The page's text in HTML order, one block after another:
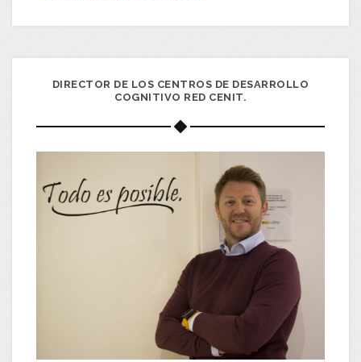
DIRECTOR DE LOS CENTROS DE DESARROLLO
COGNITIVO RED CENIT.